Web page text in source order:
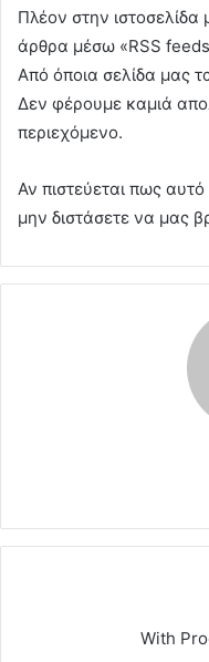
Πλέον στην
άρθρα μέσω «RSS
Από όποια σελίδα μας
Δεν φέρουμε καμιά
περιεχόμενο.
Αν πιστεύεται πως
μην διστάσετε να μας
With